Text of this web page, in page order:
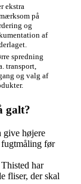
ekstra
på
og
af
spredning
transport,
og valg af
galt?
give højere
før
har
fliser, der skal